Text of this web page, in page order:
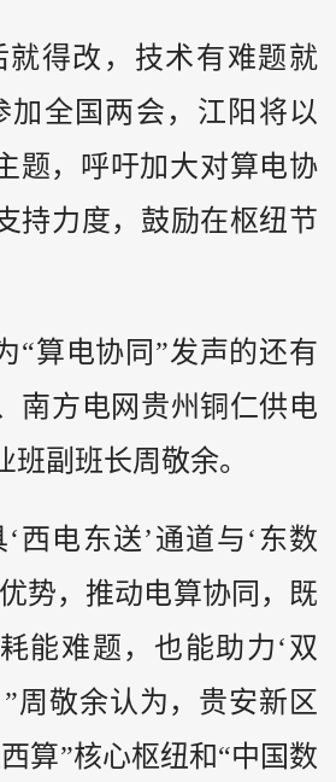
就得改，技术有难题就
加全国两会，江阳将以
题，呼吁加大对算电协
持力度，鼓励在枢纽节
“算电协同”发声的还有
南方电网贵州铜仁供电
班副班长周敬余。
西电东送’通道与‘东数
势，推动电算协同，既
能难题，也能助力‘双
周敬余认为，贵安新区
算”核心枢纽和“中国数